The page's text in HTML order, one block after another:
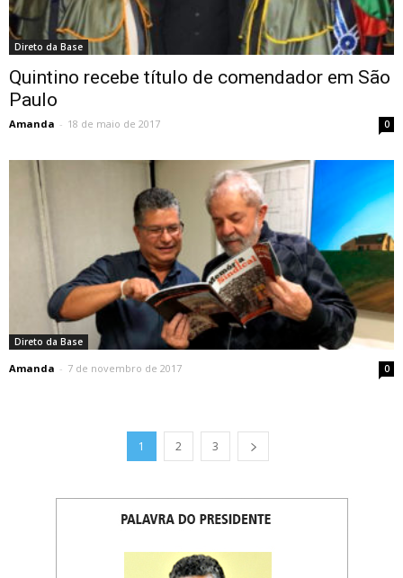
Direto da Base
Quintino recebe título de comendador em São
Paulo
Amanda - 18 de maio de 2017 0
Direto da Base
Amanda - 7 de novembro de 2017 0
1 2 3